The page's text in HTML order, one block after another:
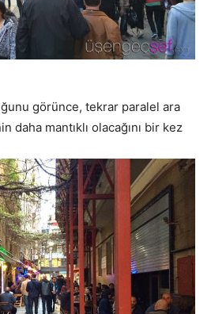
görünce, tekrar paralel ara
daha mantıklı olacağını bir kez